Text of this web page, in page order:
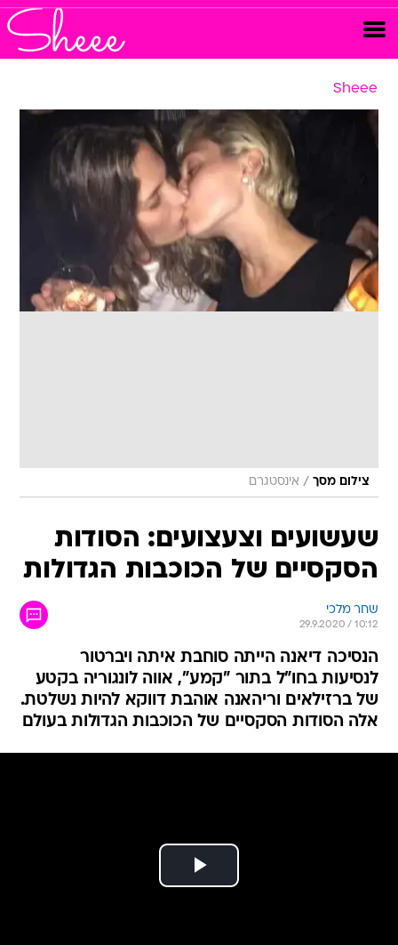
Sheee
צילום מסך / אינסטגרם
שעשועים וצעצועים: הסודות
הסקסיים של הכוכבות הגדולות
שחר מלכי
29.9.2020 / 10:12
הנסיכה דיאנה הייתה סוחבת איתה ויברטור
לנסיעות בחו"ל בתור "קמע", אווה לונגוריה בקטע
של ברזילאים וריהאנה אוהבת דווקא להיות נשלטת.
אלה הסודות הסקסיים של הכוכבות הגדולות בעולם